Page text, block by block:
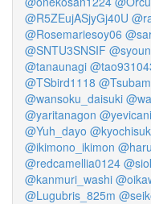
@R5ZEujASjyGj40U
@Rosemariesoy06
@SNTU3SNSIF
@tanaunagi
@TSbird1118
@wansoku_daisuki
@yaritanagon
@Yuh_dayo
@ikimono_ikimon
@redcamellia0124
@kanmuri_washi
@Lugubris_825m